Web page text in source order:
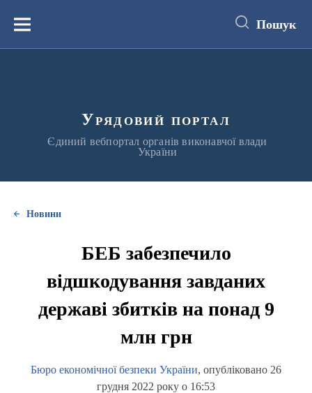
вмістуМеню Пошук
Урядовий портал
Єдиний вебпортал органів виконавчої влади
України
Новини
БЕБ забезпечило
відшкодування завданих
державі збитків на понад 9
млн грн
Бюро економічної безпеки України, опубліковано 26
грудня 2022 року о 16:53